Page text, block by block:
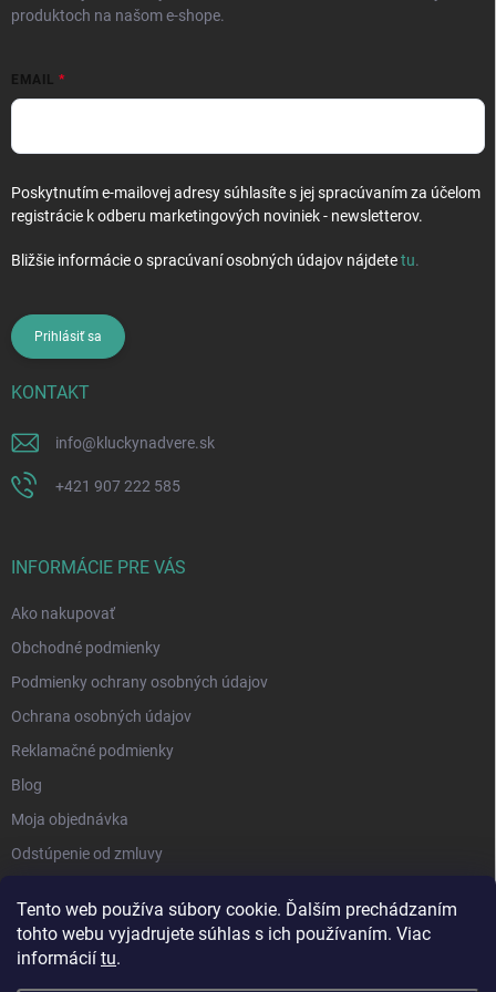
Tento web používa súbory cookie. Ďalším prechádzaním
tohto webu vyjadrujete súhlas s ich používaním. Viac
informácií tu.
produktoch na našom e-shope.
EMAIL
Poskytnutím e-mailovej adresy súhlasíte s jej spracúvaním za účelom
registrácie k odberu marketingových noviniek - newsletterov.
Bližšie informácie o spracúvaní osobných údajov nájdetetu.
Prihlásiť sa
KONTAKT
info@kluckynadvere.sk
+421 907 222 585
INFORMÁCIE PRE VÁS
Ako nakupovať
Obchodné podmienky
Podmienky ochrany osobných údajov
Ochrana osobných údajov
Reklamačné podmienky
Blog
Moja objednávka
Odstúpenie od zmluvy